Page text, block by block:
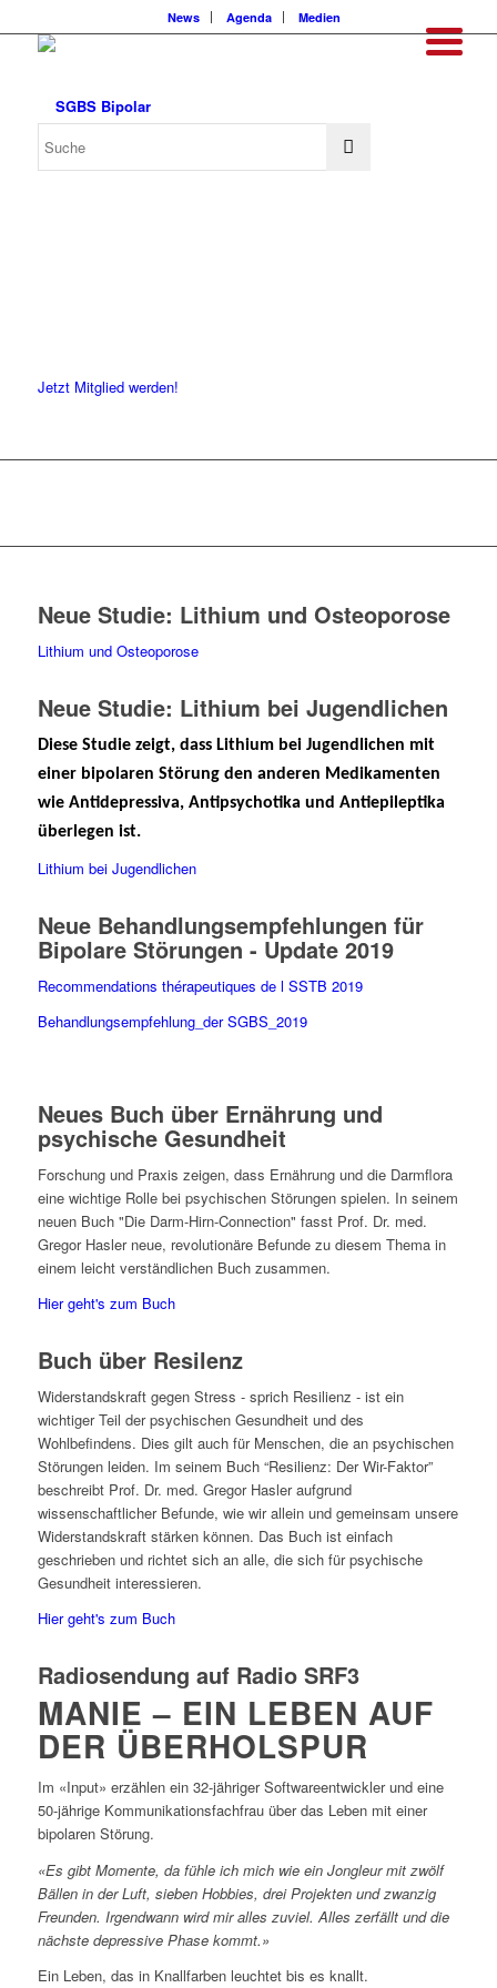
News Agenda Medien
Jetzt Mitglied werden!
Neue Studie: Lithium und Osteoporose
Lithium und Osteoporose
Neue Studie: Lithium bei Jugendlichen
Diese Studie zeigt, dass Lithium bei Jugendlichen mit
einer bipolaren Störung den anderen Medikamenten
wie Antidepressiva, Antipsychotika und Antiepileptika
überlegen ist.
Lithium bei Jugendlichen
Neue Behandlungsempfehlungen für
Bipolare Störungen - Update 2019
Recommendations thérapeutiques de l SSTB 2019
Behandlungsempfehlung_der SGBS_2019
Neues Buch über Ernährung und
psychische Gesundheit
Forschung und Praxis zeigen, dass Ernährung und die Darmflora
eine wichtige Rolle bei psychischen Störungen spielen. In seinem
neuen Buch "Die Darm-Hirn-Connection" fasst Prof. Dr. med.
Gregor Hasler neue, revolutionäre Befunde zu diesem Thema in
einem leicht verständlichen Buch zusammen.
Hier geht's zum Buch
Buch über Resilenz
Widerstandskraft gegen Stress - sprich Resilienz - ist ein
wichtiger Teil der psychischen Gesundheit und des
Wohlbefindens. Dies gilt auch für Menschen, die an psychischen
Störungen leiden. Im seinem Buch “Resilienz: Der Wir-Faktor”
beschreibt Prof. Dr. med. Gregor Hasler aufgrund
wissenschaftlicher Befunde, wie wir allein und gemeinsam unsere
Widerstandskraft stärken können. Das Buch ist einfach
geschrieben und richtet sich an alle, die sich für psychische
Gesundheit interessieren.
Hier geht's zum Buch
Radiosendung auf Radio SRF3
MANIE – EIN LEBEN AUF
DER ÜBERHOLSPUR
Im «Input» erzählen ein 32-jähriger Softwareentwickler und eine
50-jährige Kommunikationsfachfrau über das Leben mit einer
bipolaren Störung.
«Es gibt Momente, da fühle ich mich wie ein Jongleur mit zwölf
Bällen in der Luft, sieben Hobbies, drei Projekten und zwanzig
Freunden. Irgendwann wird mir alles zuviel. Alles zerfällt und die
nächste depressive Phase kommt.»
Ein Leben, das in Knallfarben leuchtet bis es knallt.